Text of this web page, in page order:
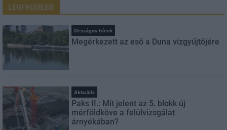
LEGFRISSEBB
Országos hírek
Megérkezett az eső a Duna vízgyűjtőjére
Aktuális
Paks II.: Mit jelent az 5. blokk új
mérföldköve a felülvizsgálat
árnyékában?